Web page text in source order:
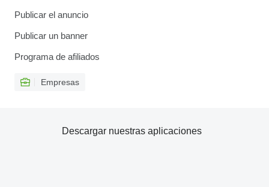
Publicar el anuncio
Publicar un banner
Programa de afiliados
Empresas
Descargar nuestras aplicaciones